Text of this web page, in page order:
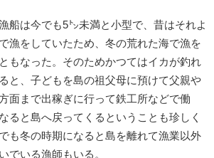
船は今でも5㌧未満と小型で、昔はそれよ
漁をしていたため、冬の荒れた海で漁を
もなった。そのためかつてはイカが釣れ
と、子どもを島の祖父母に預けて父親や
面まで出稼ぎに行って鉄工所などで働
ると島へ戻ってくるということも珍しく
も冬の時期になると島を離れて漁業以外
でいる漁師もいる。